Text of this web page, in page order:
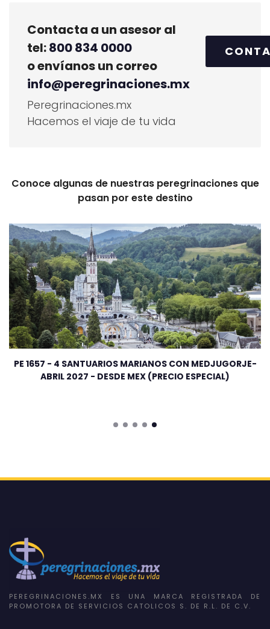
Contacta a un asesor al
tel:800 834 0000
o envíanos un correo
info@peregrinaciones.mx
Peregrinaciones.mx
Hacemos el viaje de tu vida
Conoce algunas de nuestras peregrinaciones que
pasan por este destino
PE 1657 - 4 SANTUARIOS MARIANOS CON MEDJUGORJE-
ABRIL 2027 - DESDE MEX (PRECIO ESPECIAL)
PEREGRINACIONES.MX ES UNA MARCA REGISTRADA DE
PROMOTORA DE SERVICIOS CATOLICOS S. DE R.L. DE C.V.